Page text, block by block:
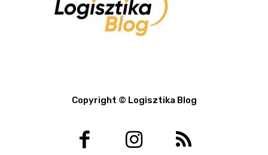
Copyright © Logisztika Blog